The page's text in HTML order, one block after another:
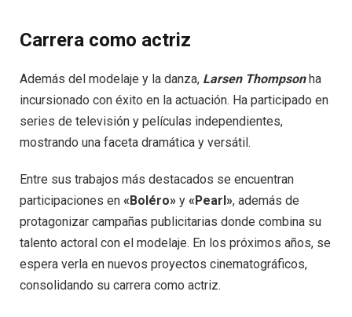
Carrera como actriz
Además del modelaje y la danza, Larsen Thompsonha
incursionado con éxito en la actuación. Ha participado en
series de televisión y películas independientes,
mostrando una faceta dramática y versátil.
Entre sus trabajos más destacados se encuentran
participaciones en «Boléro» y «Pearl», además de
protagonizar campañas publicitarias donde combina su
talento actoral con el modelaje. En los próximos años, se
espera verla en nuevos proyectos cinematográficos,
consolidando su carrera como actriz.